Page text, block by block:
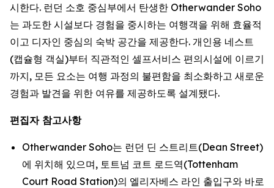
시한다. 런던 소호 중심부에서 탄생한 Otherwander Soho
는 과도한 시설보다 경험을 중시하는 여행객을 위해 효율적
이고 디자인 중심의 숙박 공간을 제공한다. 개인용 네스트
(캡슐형 객실)부터 직관적인 셀프서비스 편의시설에 이르기
까지, 모든 요소는 여행 과정의 불편함을 최소화하고 새로운
경험과 발견을 위한 여유를 제공하도록 설계됐다.
편집자 참고사항
Otherwander Soho는 런던 딘 스트리트(Dean Street)
에 위치해 있으며, 토트넘 코트 로드역(Tottenham
Court Road Station)의 엘리자베스 라인 출입구와 바로